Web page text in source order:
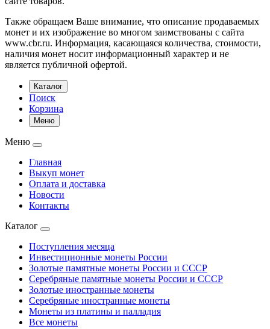
Также обращаем Ваше внимание, что описание продаваемых
монет и их изображение во многом заимствованы с сайта
www.cbr.ru. Информация, касающаяся количества, стоимости,
наличия монет носит информационный характер и не
является публичной офертой.
Каталог
Поиск
Корзина
Меню
Меню
Главная
Выкуп монет
Оплата и доставка
Новости
Контакты
Каталог
Поступления месяца
Инвестиционные монеты России
Золотые памятные монеты России и СССР
Серебряные памятные монеты России и СССР
Золотые иностранные монеты
Серебряные иностранные монеты
Монеты из платины и палладия
Все монеты